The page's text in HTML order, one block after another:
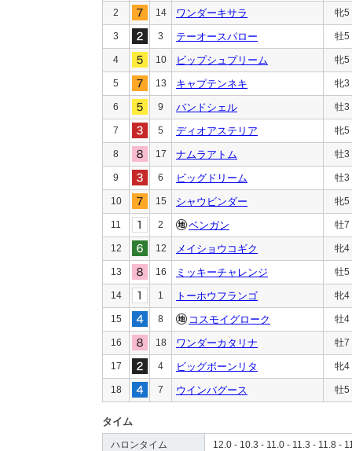
2 14 ワンダーキサラ 牝5
3 3 テーオースパロー 牡5
4 10 ビップシュプリーム 牝5
5 13 キャプテンネキ 牝3
6 9 バンドシェル 牡3
7 5 ディオアステリア 牝5
8 17 ナムラアトム 牡3
9 6 ビッグドリーム 牡3
10 15 シャウビンダー 牝5
11 2 ベンガン 牡7
12 12 メイショウコギク 牝4
13 16 ミッキーチャレンジ 牡5
14 1 トーホウフランゴ 牝4
15 8 コスモイグローク 牡4
16 18 ワンダーカタリナ 牡7
17 4 ビッグボーンリタ 牝4
18 7 ウインバグース 牡5
タイム
ハロンタイム 12.0 - 10.3 - 11.0 - 11.3 - 11.8 -